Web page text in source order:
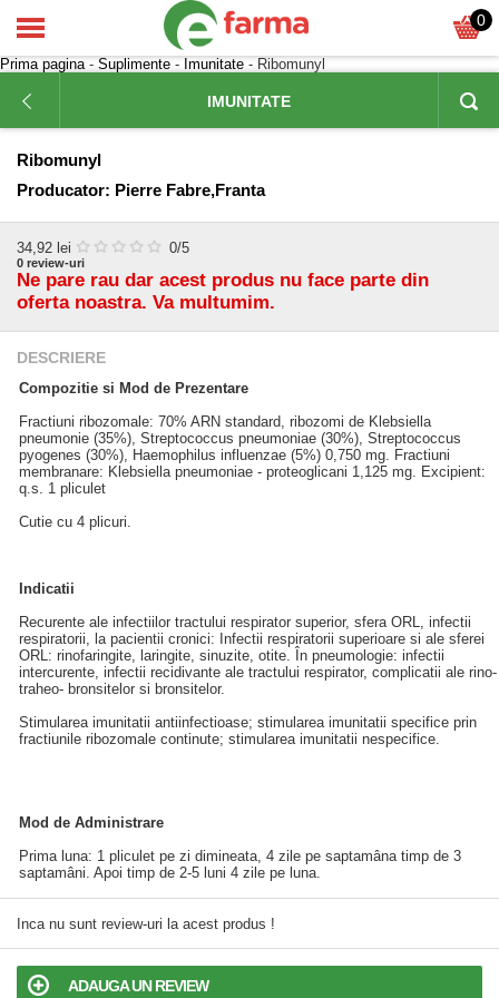
0
Prima pagina- Suplimente - Imunitate - Ribomunyl
IMUNITATE
Ribomunyl
Producator: Pierre Fabre,Franta
34,92 lei 0/5
0 review-uri
Ne pare rau dar acest produs nu face parte din
oferta noastra. Va multumim.
DESCRIERE
Compozitie si Mod de Prezentare
Fractiuni ribozomale: 70% ARN standard, ribozomi de Klebsiella
pneumonie (35%), Streptococcus pneumoniae (30%), Streptococcus
pyogenes (30%), Haemophilus influenzae (5%) 0,750 mg. Fractiuni
membranare: Klebsiella pneumoniae - proteoglicani 1,125 mg. Excipient:
q.s. 1 pliculet
Cutie cu 4 plicuri.
Indicatii
Recurente ale infectiilor tractului respirator superior, sfera ORL, infectii
respiratorii, la pacientii cronici: Infectii respiratorii superioare si ale sferei
ORL: rinofaringite, laringite, sinuzite, otite. În pneumologie: infectii
intercurente, infectii recidivante ale tractului respirator, complicatii ale rino-
traheo- bronsitelor si bronsitelor.
Stimularea imunitatii antiinfectioase; stimularea imunitatii specifice prin
fractiunile ribozomale continute; stimularea imunitatii nespecifice.
Mod de Administrare
Prima luna: 1 pliculet pe zi dimineata, 4 zile pe saptamâna timp de 3
saptamâni. Apoi timp de 2-5 luni 4 zile pe luna.
Inca nu sunt review-uri la acest produs !
ADAUGA UN REVIEW